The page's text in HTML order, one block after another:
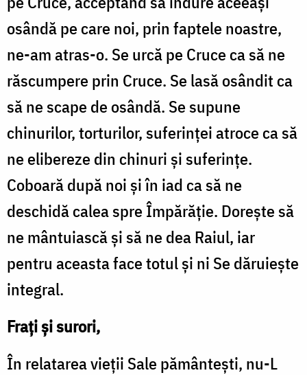
osândă pe care noi, prin faptele noastre,
ne-am atras-o. Se urcă pe Cruce ca să ne
răscumpere prin Cruce. Se lasă osândit ca
să ne scape de osândă. Se supune
chinurilor, torturilor, suferinței atroce ca să
ne elibereze din chinuri și suferințe.
Coboară după noi și în iad ca să ne
deschidă calea spre Împărăție. Dorește să
ne mântuiască și să ne dea Raiul, iar
pentru aceasta face totul și ni Se dăruiește
integral.
Frați și surori,
În relatarea vieții Sale pământești, nu-L